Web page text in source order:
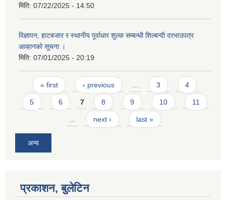
मिति: 07/22/2025 - 14:50
विज्ञापन, हाटबजार र स्थानीय पूर्वाधार शुल्क सम्बन्धी शिल्बन्दी दरभाउपत्र
आव्हानको सूचना ।
मिति: 07/01/2025 - 20:19
Pages
« first ‹ previous … 3 4
5 6 7 8 9 10 11
… next › last »
अन्य
प्रकाशन, बुलेटिन